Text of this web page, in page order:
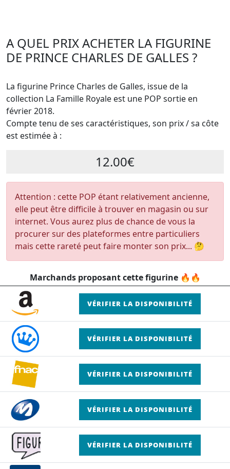
A QUEL PRIX ACHETER LA FIGURINE
DE PRINCE CHARLES DE GALLES ?
La figurine Prince Charles de Galles, issue de la
collection La Famille Royale est une POP sortie en
février 2018.
Compte tenu de ses caractéristiques, son prix / sa côte
est estimée à :
12.00€
Attention : cette POP étant relativement ancienne,
elle peut être difficile à trouver en magasin ou sur
internet. Vous aurez plus de chance de vous la
procurer sur des plateformes entre particuliers
mais cette rareté peut faire monter son prix... 🤔
Marchands proposant cette figurine 🔥🔥
VÉRIFIER LA DISPONIBILITÉ
VÉRIFIER LA DISPONIBILITÉ
VÉRIFIER LA DISPONIBILITÉ
VÉRIFIER LA DISPONIBILITÉ
VÉRIFIER LA DISPONIBILITÉ